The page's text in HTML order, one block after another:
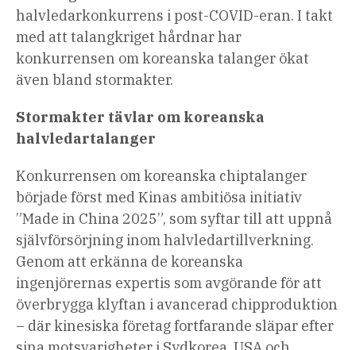
halvledarkonkurrens i post-COVID-eran. I takt
med att talangkriget hårdnar har
konkurrensen om koreanska talanger ökat
även bland stormakter.
Stormakter tävlar om koreanska
halvledartalanger
Konkurrensen om koreanska chiptalanger
började först med Kinas ambitiösa initiativ
”Made in China 2025”, som syftar till att uppnå
självförsörjning inom halvledartillverkning.
Genom att erkänna de koreanska
ingenjörernas expertis som avgörande för att
överbrygga klyftan i avancerad chipproduktion
– där kinesiska företag fortfarande släpar efter